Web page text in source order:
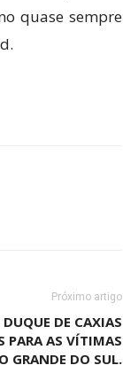
quase sempre
Próximo artigo
DE CAXIAS
PARA AS VÍTIMAS
GRANDE DO SUL.